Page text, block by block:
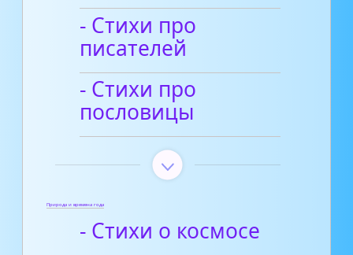
- Стихи про
писателей
- Стихи про
пословицы
Природа и времена года
- Стихи о космосе